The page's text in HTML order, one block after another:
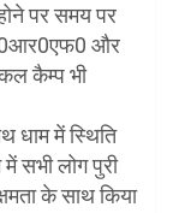
पर समय पर
और
कैम्प भी
धाम में स्थिति
में सभी लोग पुरी
के साथ किया